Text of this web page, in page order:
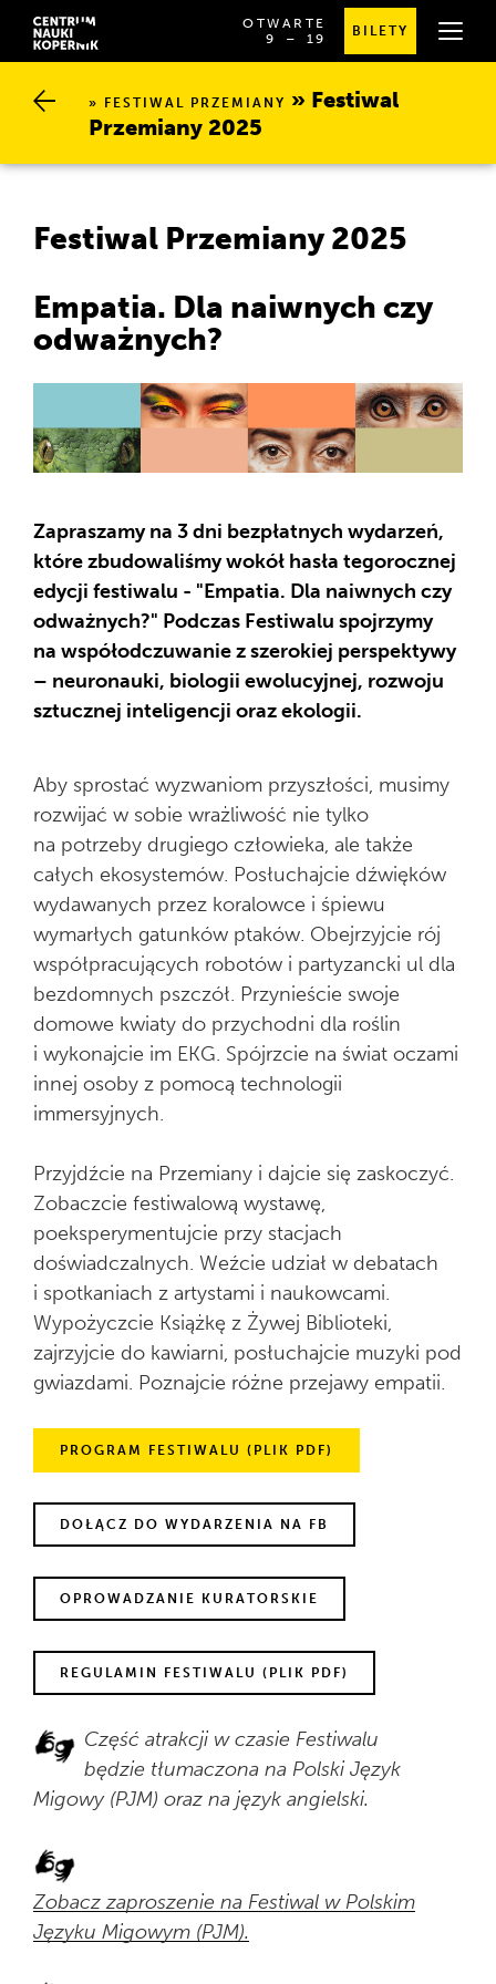
OTWARTE
OD
GODZINY
19:00
9 ⁠–⁠ 19
SPRAWDŹ
SZCZEGÓŁOWE
BILETY
FESTIWAL PRZEMIANY
Festiwal P
rzemiany 2025
Festiwal Przemiany 2025
Empatia. Dla naiwnych czy
odważnych?
Zapraszamy na 3 dni bezpłatnych wydarzeń,
które zbudowaliśmy wokół hasła tegorocznej
edycji festiwalu - "Empatia. Dla naiwnych czy
odważnych?" Podczas Festiwalu spojrzymy
na współodczuwanie z szerokiej perspektywy
– neuronauki, biologii ewolucyjnej, rozwoju
sztucznej inteligencji oraz ekologii.
Aby sprostać wyzwaniom przyszłości, musimy
rozwijać w sobie wrażliwość nie tylko
na potrzeby drugiego człowieka, ale także
całych ekosystemów. Posłuchajcie dźwięków
wydawanych przez koralowce i śpiewu
wymarłych gatunków ptaków. Obejrzyjcie rój
współpracujących robotów i partyzancki ul dla
bezdomnych pszczół. Przynieście swoje
domowe kwiaty do przychodni dla roślin
i wykonajcie im EKG. Spójrzcie na świat oczami
innej osoby z pomocą technologii
immersyjnych.
Przyjdźcie na Przemiany i dajcie się zaskoczyć.
Zobaczcie festiwalową wystawę,
poeksperymentujcie przy stacjach
doświadczalnych. Weźcie udział w debatach
i spotkaniach z artystami i naukowcami.
Wypożyczcie Książkę z Żywej Biblioteki,
zajrzyjcie do kawiarni, posłuchajcie muzyki pod
gwiazdami. Poznajcie różne przejawy empatii.
PROGRAM FESTIWALU (PLIK PDF)
DOŁĄCZ DO WYDARZENIA NA FB
OPROWADZANIE KURATORSKIE
REGULAMIN FESTIWALU (PLIK PDF)
Część atrakcji w czasie Festiwalu
będzie tłumaczona na Polski Język
Migowy (PJM) oraz na język angielski.
Zobacz zaproszenie na Festiwal w Polskim
Języku Migowym (PJM).